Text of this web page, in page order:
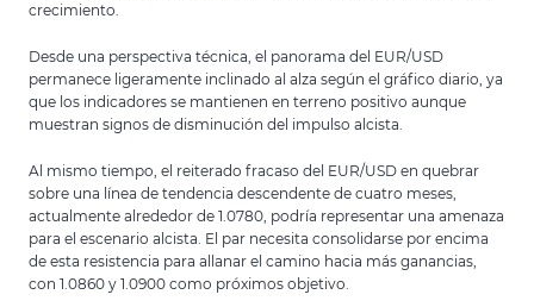
crecimiento.
Desde una perspectiva técnica, el panorama del EUR/USD
permanece ligeramente inclinado al alza según el gráfico diario, ya
que los indicadores se mantienen en terreno positivo aunque
muestran signos de disminución del impulso alcista.
Al mismo tiempo, el reiterado fracaso del EUR/USD en quebrar
sobre una línea de tendencia descendente de cuatro meses,
actualmente alrededor de 1.0780, podría representar una amenaza
para el escenario alcista. El par necesita consolidarse por encima
de esta resistencia para allanar el camino hacia más ganancias,
con 1.0860 y 1.0900 como próximos objetivo.